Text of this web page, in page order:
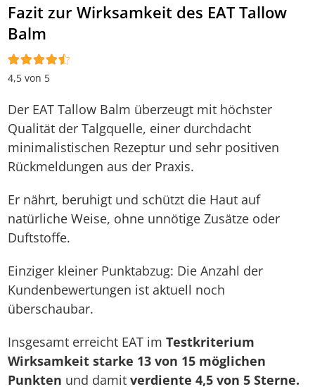
Fazit zur Wirksamkeit des EAT Tallow
Balm
4,5 von 5
Der EAT Tallow Balm überzeugt mit höchster
Qualität der Talgquelle, einer durchdacht
minimalistischen Rezeptur und sehr positiven
Rückmeldungen aus der Praxis.
Er nährt, beruhigt und schützt die Haut auf
natürliche Weise, ohne unnötige Zusätze oder
Duftstoffe.
Einziger kleiner Punktabzug: Die Anzahl der
Kundenbewertungen ist aktuell noch
überschaubar.
Insgesamt erreicht EAT im Testkriterium
Wirksamkeit starke 13 von 15 möglichen
Punkten und damit verdiente 4,5 von 5 Sterne.